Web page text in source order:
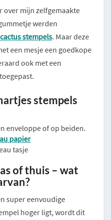
over mijn zelfgemaakte
werden
stempels. Maar deze
een mesje een goedkope
ook met een
stempels
enveloppe of op beiden.
papier
tasje
of thuis – wat
super eenvoudige
hoger ligt, wordt dit